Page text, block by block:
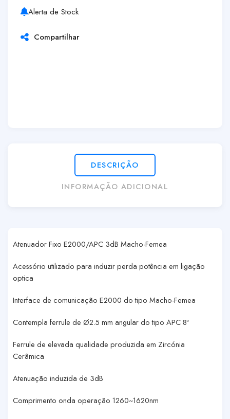
Alerta de Stock
Compartilhar
DESCRIÇÃO
INFORMAÇÃO ADICIONAL
Atenuador Fixo E2000/APC 3dB Macho-Femea
Acessório utilizado para induzir perda potência em ligação
optica
Interface de comunicação E2000 do tipo Macho-Femea
Contempla ferrule de Ø2.5 mm angular do tipo APC 8º
Ferrule de elevada qualidade produzida em Zircónia
Cerâmica
Atenuação induzida de 3dB
Comprimento onda operação 1260~1620nm